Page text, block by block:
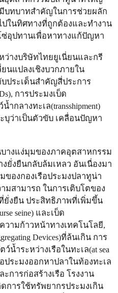
บทบาทสําคัญในการช่วยผลัก
ในทิศทางที่ถูกต้องและทํางาน
ซ่อุปทานเพื่อหาทางแก้ปัญหา
ว่างบริษัทไทยยูเนี่ยนและกรี
นแปลงเชิงบวกภายใน
ประเด็นสําคัญสี่ประการ
การประมงเบ็ด
ากลางทะเล(transshipment)
บุว่าเป็นตัวขับ เคลื่อนปัญหา
างแง่มุมของภาคอุตสาหกรรม
ยั่งยืนกลับล้มเหลว อันเนื่องมา
ของกองเรือประมงปลาทูน่า
มสามารถ ในการเติบโตของ
ยั่งยืน ประสิทธิภาพที่เพิ่มขึ้น
seine) และเบ็ด
วามก้าวหน้าทางเทคโนโลยี,
Devices)ที่ล้นเกิน การ
นํ้าระหว่างเรือในทะเล(at sea
อประมงออกหาปลาในท้องทะเล
การก่อสร้างเรือ โรงงาน
การใช้ทรัพยากรประมงเกิน